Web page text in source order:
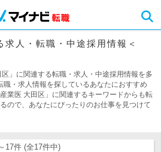
人・転職・中途採用情報＜
」に関連する転職・求人・中途採用情報を多
・求人情報を探しているあなたにおすすめ
業医 大田区」に関連するキーワードからも転
ので、あなたにぴったりのお仕事を見つけて
17件 (全17件中)